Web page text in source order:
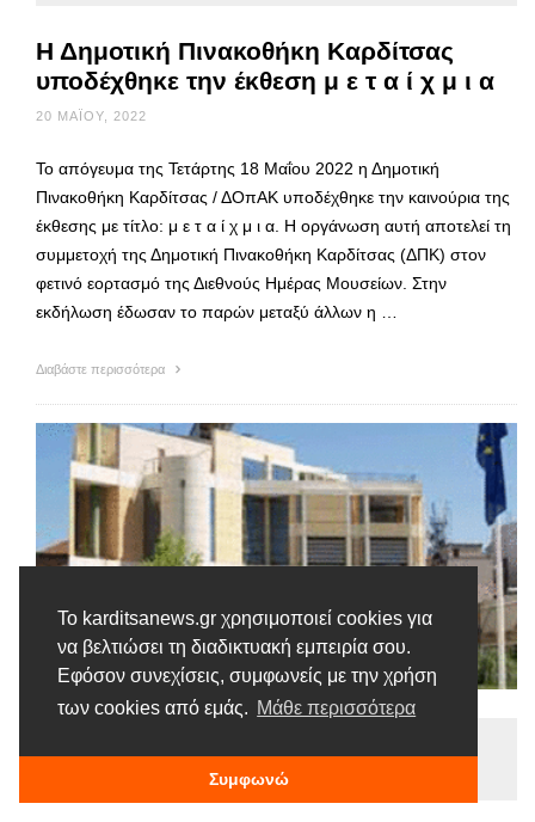
Το karditsanews.gr χρησιμοποιεί cookies για
να βελτιώσει τη διαδικτυακή εμπειρία σου.
Εφόσον συνεχίσεις, συμφωνείς με την χρήση
των cookies από εμάς. Μάθε περισσότερα
Συμφωνώ
Η Δημοτική Πινακοθήκη Καρδίτσας
υποδέχθηκε την έκθεση μ ε τ α ί χ μ ι α
20 ΜΑΪ́ΟΥ, 2022
Το απόγευμα της Τετάρτης 18 Μαΐου 2022 η Δημοτική
Πινακοθήκη Καρδίτσας / ΔΟπΑΚ υποδέχθηκε την καινούρια της
έκθεσης με τίτλο: μ ε τ α ί χ μ ι α. Η οργάνωση αυτή αποτελεί τη
συμμετοχή της Δημοτική Πινακοθήκη Καρδίτσας (ΔΠΚ) στον
φετινό εορτασμό της Διεθνούς Ημέρας Μουσείων. Στην
εκδήλωση έδωσαν το παρών μεταξύ άλλων η …
Διαβάστε περισσότερα
Πινακοθήκη